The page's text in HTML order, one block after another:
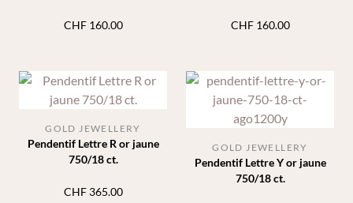
CHF160.00 CHF160.00
Pendentif Lettre R or jaune
750/18 ct.
GOLD JEWELLERY
CHF365.00
Pendentif Lettre Y or jaune
750/18 ct.
GOLD JEWELLERY